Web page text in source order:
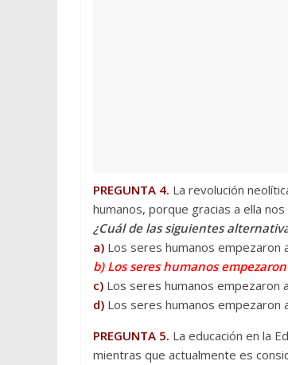
PREGUNTA 4. La revolución
humanos, porque gracias a ella
¿Cuál de las siguientes
a) Los seres humanos empezaron
b) Los seres humanos
c) Los seres humanos empezaron
d) Los seres humanos empezaron
PREGUNTA 5. La educación en la
mientras que actualmente es